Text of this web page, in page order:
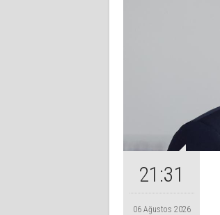
21:31
06 Ağustos 2026